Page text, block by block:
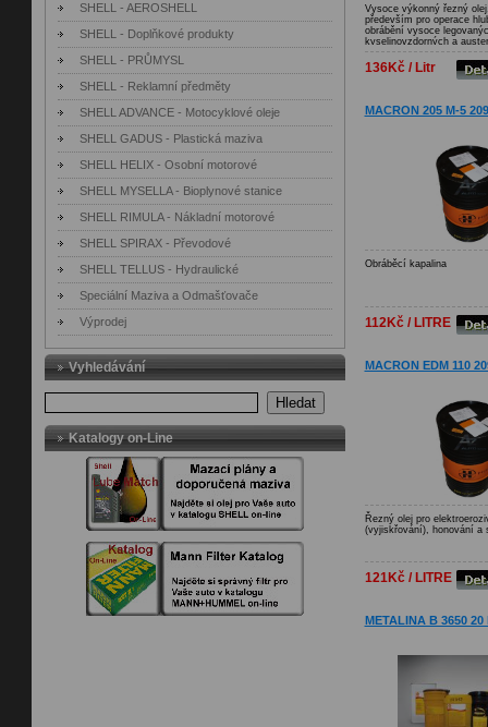
Vysoce výkonný řezný
především pro operace
obrábění vysoce
kyselinovzdorných a
Dosahuje výborných
protahování, řezání
ševingování závitů. Mimo
136Kč / Litr
MACRON 205 M-5
Obráběcí kapalina
112Kč / LITRE
MACRON EDM 110
Řezný olej pro
(vyjiskřování), honování a
121Kč / LITRE
METALINA B 3650 20
SHELL - AEROSHELL
SHELL - Doplňkové produkty
SHELL - PRŮMYSL
SHELL - Reklamní předměty
SHELL ADVANCE - Motocyklové oleje
SHELL GADUS - Plastická maziva
SHELL HELIX - Osobní motorové
SHELL MYSELLA - Bioplynové stanice
SHELL RIMULA - Nákladní motorové
SHELL SPIRAX - Převodové
SHELL TELLUS - Hydraulické
Speciální Maziva a Odmašťovače
Výprodej
Vyhledávání
Hledat
Katalogy on-Line